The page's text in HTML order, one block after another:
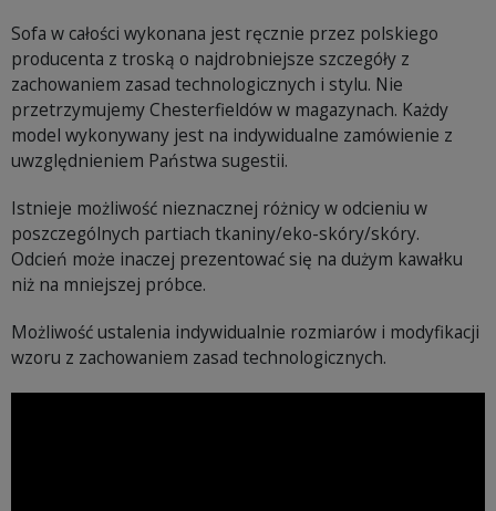
Sofa w całości wykonana jest ręcznie przez polskiego
producenta z troską o najdrobniejsze szczegóły z
zachowaniem zasad technologicznych i stylu. Nie
przetrzymujemy Chesterfieldów w magazynach. Każdy
model wykonywany jest na indywidualne zamówienie z
uwzględnieniem Państwa sugestii.
Istnieje możliwość nieznacznej różnicy w odcieniu w
poszczególnych partiach tkaniny/eko-skóry/skóry.
Odcień może inaczej prezentować się na dużym kawałku
niż na mniejszej próbce.
Możliwość ustalenia indywidualnie rozmiarów i modyfikacji
wzoru z zachowaniem zasad technologicznych.